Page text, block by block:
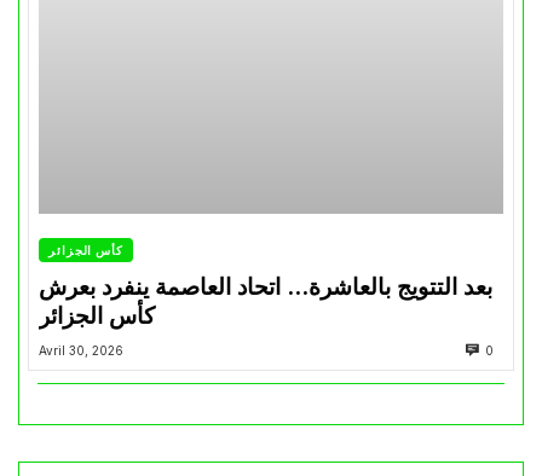
كأس الجزائر
بعد التتويج بالعاشرة… اتحاد العاصمة ينفرد بعرش
كأس الجزائر
Avril 30, 2026 0